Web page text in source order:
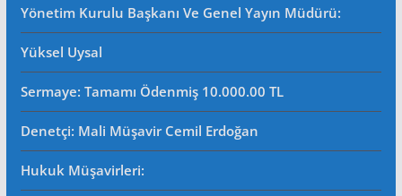
Yönetim Kurulu Başkanı Ve Genel Yayın Müdürü:
Yüksel Uysal
Sermaye: Tamamı Ödenmiş 10.000.00 TL
Denetçi: Mali Müşavir Cemil Erdoğan
Hukuk Müşavirleri: